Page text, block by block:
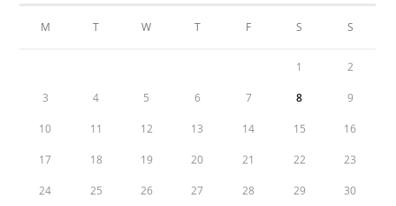
M T W T F S S
1 2
3 4 5 6 7 8 9
10 11 12 13 14 15 16
17 18 19 20 21 22 23
24 25 26 27 28 29 30